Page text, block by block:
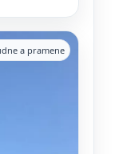
a pramene